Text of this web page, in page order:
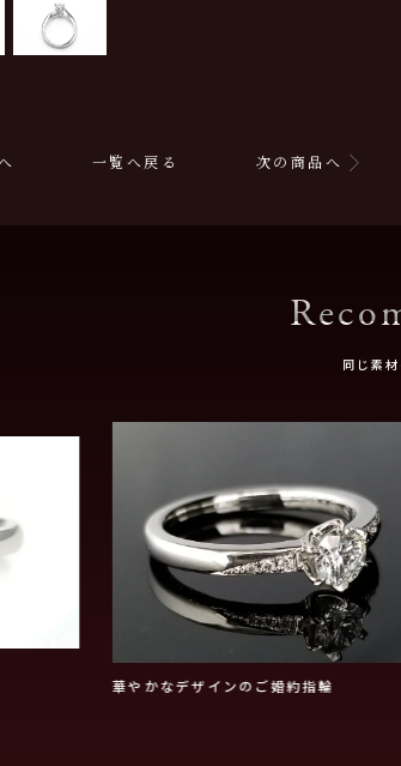
一覧へ戻る 次の商品へ
同じ素
華やかなデザインのご婚約指輪